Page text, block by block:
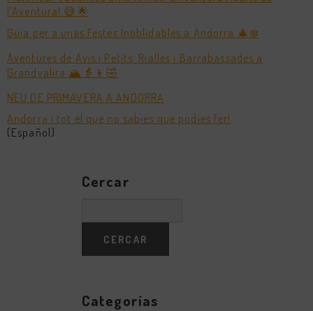
l’Aventura! 😅🌟
Guia per a unes Festes Inoblidables a Andorra 🎄❄️
Aventures de Avis i Petits: Rialles i Barrabassades a
Grandvalira 🏔️👵👦🤣
NEU DE PRIMAVERA A ANDORRA
Andorra i tot el que no sabies que podies fer!
(Español)
Cercar
Categorías